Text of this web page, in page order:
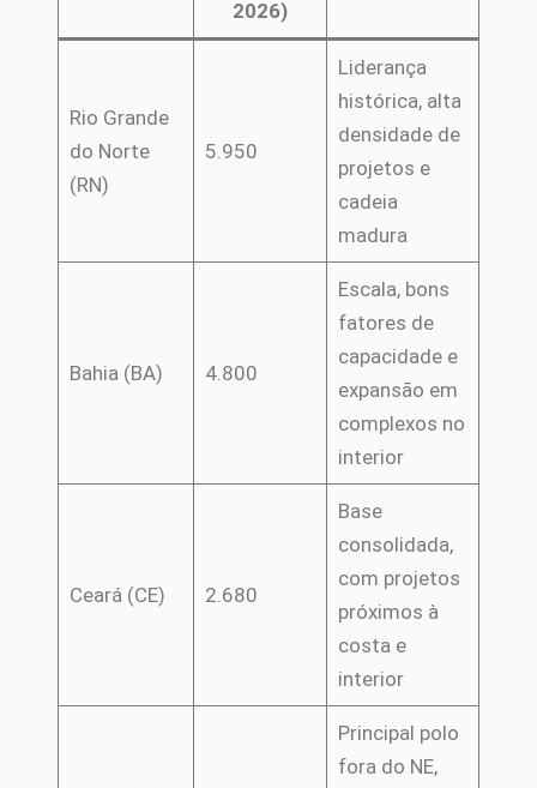
2026)
Rio Grande
do Norte
(RN)
5.950
Liderança
histórica, alta
densidade de
projetos e
cadeia
madura
Bahia (BA) 4.800
Escala, bons
fatores de
capacidade e
expansão em
complexos no
interior
Ceará (CE) 2.680
Base
consolidada,
com projetos
próximos à
costa e
interior
Principal polo
fora do NE,